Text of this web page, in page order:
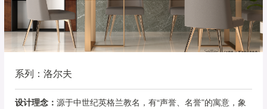
系列：洛尔夫
设计理念： 源于中世纪英格兰教名，有“声誉、名誉”的寓意，象